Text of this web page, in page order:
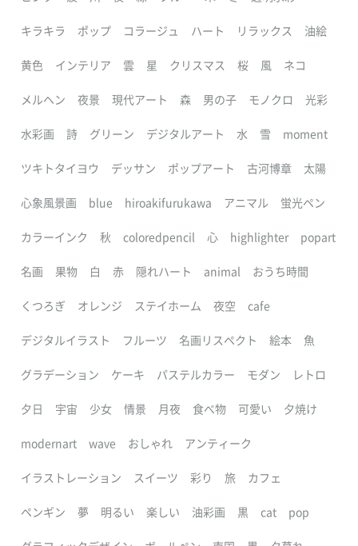
キラキラ ポップ コラージュ ハート リラックス 油絵
黄色 インテリア 雲 星 クリスマス 桜 風 ネコ
メルヘン 夜景 現代アート 森 男の子 モノクロ 光彩
水彩画 詩 グリーン デジタルアート 水 雪 moment
ツキトタイヨウ デッサン ポップアート 古河博章 太陽
心象風景画 blue hiroakifurukawa アニマル 蛍光ペン
カラーインク 秋 coloredpencil 心 highlighter popart
名画 果物 白 赤 隠れハート animal おうち時間
くつろぎ オレンジ ステイホーム 夜空 cafe
デジタルイラスト フルーツ 名画リスペクト 絵本 魚
グラデーション ケーキ パステルカラー モダン レトロ
夕日 宇宙 少女 情景 月夜 食べ物 可愛い 夕焼け
modernart wave おしゃれ アンティーク
イラストレーション スイーツ 彩り 旅 カフェ
ペンギン 夢 明るい 楽しい 油彩画 黒 cat pop